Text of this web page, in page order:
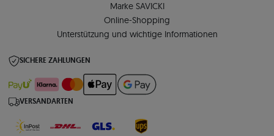
Marke SAVICKI
Online-Shopping
Unterstützung und wichtige Informationen
SICHERE ZAHLUNGEN
VERSANDARTEN